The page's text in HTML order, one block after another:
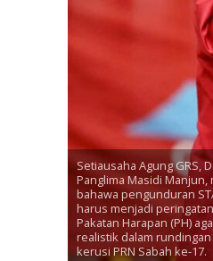
Setiausaha Agung GRS,
Panglima Masidi Manjun,
bahawa pengunduran
harus menjadi
Pakatan Harapan (PH)
realistik dalam
kerusi PRN Sabah ke-17.